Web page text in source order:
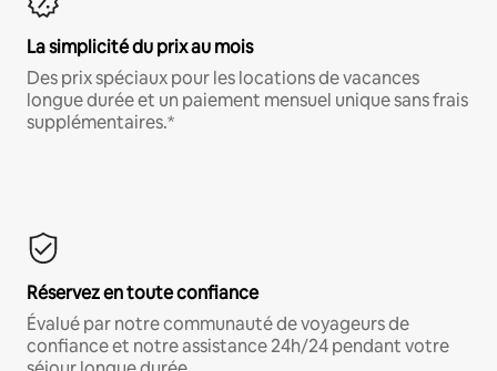
La simplicité du prix au mois
Des prix spéciaux pour les locations de vacances
longue durée et un paiement mensuel unique sans frais
supplémentaires.*
Réservez en toute confiance
Évalué par notre communauté de voyageurs de
confiance et notre assistance 24h/24 pendant votre